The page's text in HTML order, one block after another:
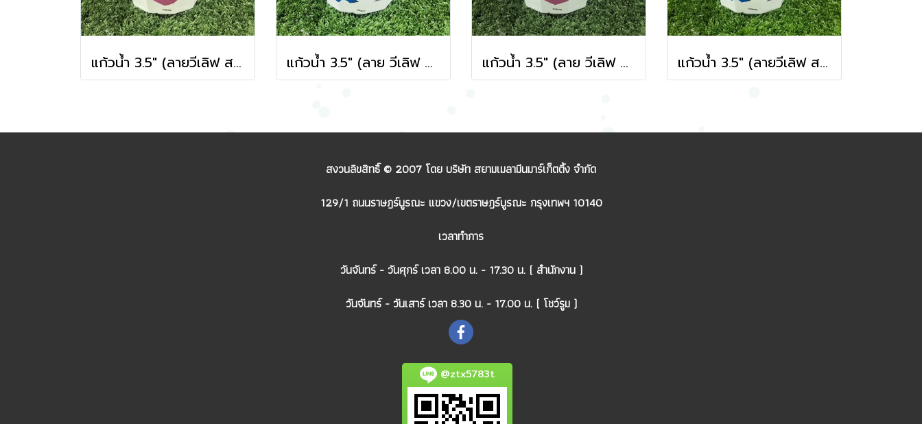
แก้วน้ำ 3.5" (ลายวีเลิฟ สติทซ์ สีฟ้า) แก้วน้ำ 3.5" (ลาย วีเลิฟ สติทซ์ สีชมพู) แก้วน้ำ 3.5" (ลาย วีเลิฟ สติทซ์ สีเหลือง) แก้วน้ำ 3.5" (ลายวีเลิฟ สติทซ์ สีเขียว)
สงวนลิขสิทธิ์ © 2007 โดย บริษัท สยามเมลามีนมาร์เก็ตติ้ง จำกัด
129/1 ถนนราษฎร์บูรณะ แขวง/เขตราษฎร์บูรณะ กรุงเทพฯ 10140
เวลาทำการ
วันจันทร์ - วันศุกร์ เวลา 8.00 น. - 17.30 น. ( สำนักงาน )
วันจันทร์ - วันเสาร์ เวลา 8.30 น. - 17.00 น. ( โชว์รูม )
@ztx5783t